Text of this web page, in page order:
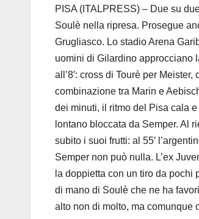
PISA (ITALPRESS) – Due su
Soulè nella ripresa. Prosegue
Grugliasco. Lo stadio Arena
uomini di Gilardino approcciano
all’8′: cross di Tourè per
combinazione tra Marin e
dei minuti, il ritmo del Pisa cala
lontano bloccata da Semper. Al
subito i suoi frutti: al 55′
Semper non può nulla. L’ex
la doppietta con un tiro da pochi
di mano di Soulè che ne ha
alto non di molto, ma comunque